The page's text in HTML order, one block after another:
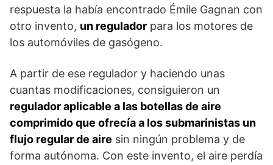
respuesta la había encontrado Émile Gagnan con
otro invento, un regulador para los motores de
los automóviles de gasógeno.
A partir de ese regulador y haciendo unas
cuantas modificaciones, consiguieron un
regulador aplicable a las botellas de aire
comprimido que ofrecía a los submarinistas un
flujo regular de aire sin ningún problema y de
forma autónoma. Con este invento, el aire perdía